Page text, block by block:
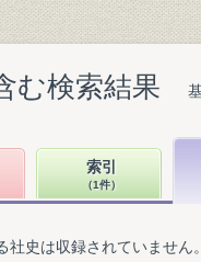
む検索結果
索引
（1件）
社史は収録されていません